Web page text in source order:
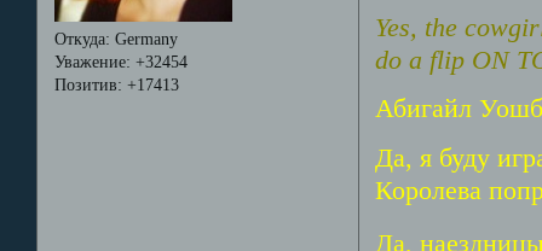
Откуда: Germany
Уважение: +32454
Позитив: +17413
Yes, the
do a flip ON
Абигайл
Да, я буду
Королева
Да,